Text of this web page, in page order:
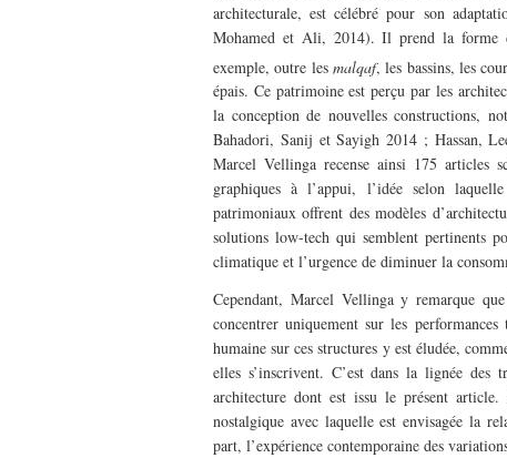
architecturale, est célébré pour son
Mohamed et Ali, 2014). Il prend la forme
exemple, outre lesmalqaf, les bassins, les
épais. Ce patrimoine est perçu par les
la conception de nouvelles constructions,
Bahadori, Sanij et Sayigh 2014 ; Hassan,
Marcel Vellinga recense ainsi 175 articles
graphiques à l’appui, l’idée selon
patrimoniaux offrent des modèles
solutions low-tech qui semblent pertinents
climatique et l’urgence de diminuer la
Cependant, Marcel Vellinga y remarque
concentrer uniquement sur les
humaine sur ces structures y est éludée,
elles s’inscrivent. C’est dans la lignée
architecture dont est issu le présent
nostalgique avec laquelle est envisagée la
part, l’expérience contemporaine des